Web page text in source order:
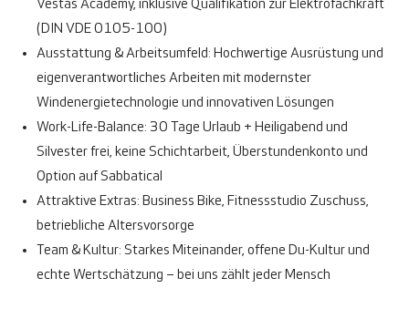
Vestas Academy, inklusive Qualifikation zur Elektrofachkraft
(DIN VDE 0105-100)
Ausstattung & Arbeitsumfeld: Hochwertige Ausrüstung und
eigenverantwortliches Arbeiten mit modernster
Windenergietechnologie und innovativen Lösungen
Work-Life-Balance: 30 Tage Urlaub + Heiligabend und
Silvester frei, keine Schichtarbeit, Überstundenkonto und
Option auf Sabbatical
Attraktive Extras: Business Bike, Fitnessstudio Zuschuss,
betriebliche Altersvorsorge
Team & Kultur: Starkes Miteinander, offene Du-Kultur und
echte Wertschätzung – bei uns zählt jeder Mensch